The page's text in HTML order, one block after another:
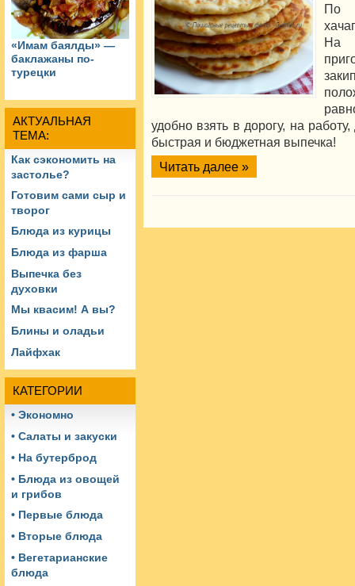
«Имам баялды» —
баклажаны по-
турецки
АКТУАЛЬНАЯ
ТЕМА:
Как сэкономить на
застолье?
Готовим сами сыр и
творог
Блюда из курицы
Блюда из фарша
Выпечка без
духовки
Мы квасим! А вы?
Блины и оладьи
Лайфхак
КАТЕГОРИИ
• Экономно
• Салаты и закуски
• На бутерброд
• Блюда из овощей
и грибов
• Первые блюда
• Вторые блюда
• Вегетарианские
блюда
По
На
удобно взять в дорогу, на
быстрая и бюджетная выпечка!
Читать далее »